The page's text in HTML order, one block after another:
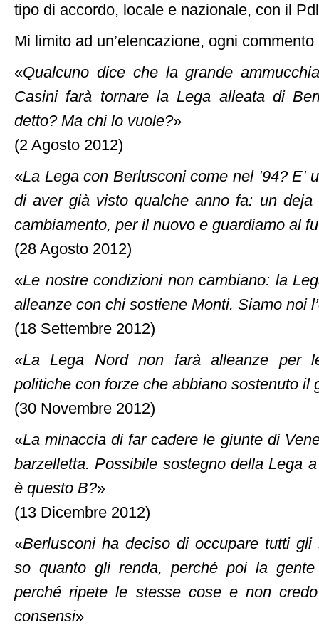
tipo di accordo, locale e nazionale, con il
Mi limito ad un’elencazione, ogni
«Qualcuno dice che la grande
Casini farà tornare la Lega alleata di
detto? Ma chi lo vuole?»
(2 Agosto 2012)
«La Lega con Berlusconi come nel ’94? E’
di aver già visto qualche anno fa: un
cambiamento, per il nuovo e guardiamo al
(28 Agosto 2012)
«Le nostre condizioni non cambiano: la
alleanze con chi sostiene Monti. Siamo noi
(18 Settembre 2012)
«La Lega Nord non farà alleanze per
politiche con forze che abbiano sostenuto il
(30 Novembre 2012)
«La minaccia di far cadere le giunte di
barzelletta. Possibile sostegno della Lega
è questo B?»
(13 Dicembre 2012)
«Berlusconi ha deciso di occupare tutti gli
so quanto gli renda, perché poi la
perché ripete le stesse cose e non
consensi»